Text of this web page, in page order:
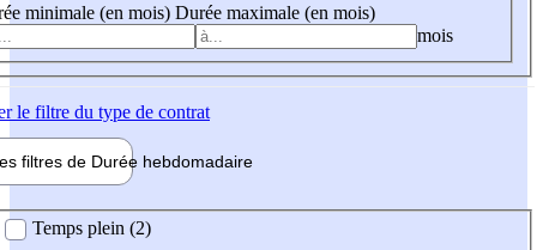
minimale (en mois) Durée maximale (en mois)
mois
le filtre du type de contrat
filtres de Durée hebdomadaire
Temps plein (2)